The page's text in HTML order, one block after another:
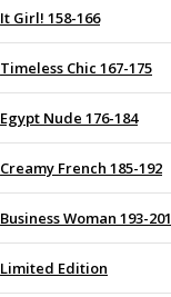
It Girl! 158-166
Timeless Chic 167-175
Egypt Nude 176-184
Creamy French 185-192
Business Woman 193-201
Limited Edition